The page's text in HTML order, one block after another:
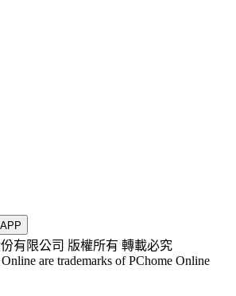
有限公司 版權所有 轉載必究
are trademarks of PChome Online